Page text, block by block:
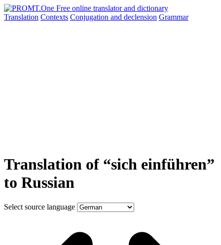
Translation Contexts Conjugation and declension Grammar
Translation of “sich einführen”
to Russian
Select source language